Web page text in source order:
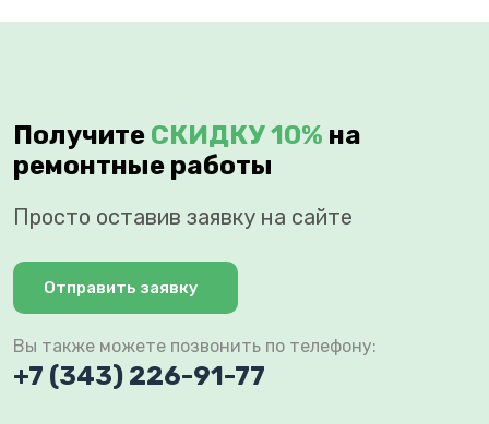
Получите СКИДКУ 10% на
ремонтные работы
Просто оставив заявку на сайте
Отправить заявку
Вы также можете позвонить по телефону:
+7 (343) 226-91-77